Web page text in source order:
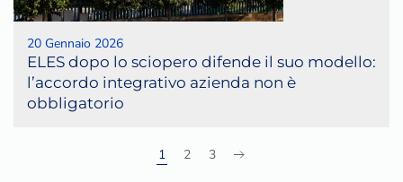
20 Gennaio 2026
ELES dopo lo sciopero difende il suo modello:
l’accordo integrativo azienda non è
obbligatorio
1 2 3